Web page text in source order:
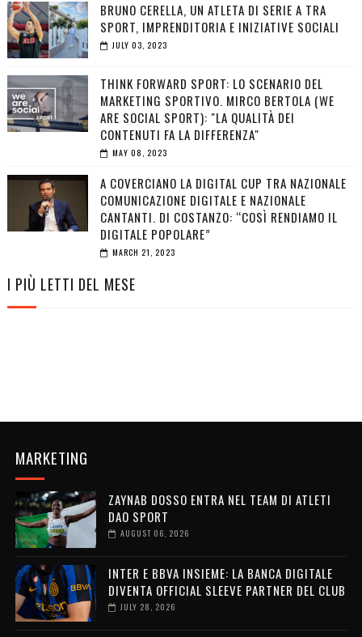
BRUNO CERELLA, UN ATLETA DI SERIE A TRA
SPORT, IMPRENDITORIA E INIZIATIVE SOCIALI
JULY 03, 2023
THINK FORWARD SPORT: LO SCENARIO DEL
MARKETING SPORTIVO. MIRCO BERTOLA (WE
ARE SOCIAL SPORT): "LA QUALITÀ DEI
CONTENUTI FA LA DIFFERENZA"
MAY 08, 2023
A COVERCIANO LA DIGITAL CUP TRA NAZIONALE
COMUNICAZIONE DIGITALE E NAZIONALE
CANTANTI. DI COSTANZO: “COSÌ RENDIAMO IL
DIGITALE POPOLARE”
MARCH 21, 2023
I PIÙ LETTI DEL MESE
MARKETING
ZAYNAB DOSSO ENTRA NEL TEAM DI ATLETI
DAO SPORT
AUGUST 06, 2026
INTER E BBVA INSIEME: LA BANCA DIGITALE
DIVENTA OFFICIAL SLEEVE PARTNER DEL CLUB
JULY 28, 2026